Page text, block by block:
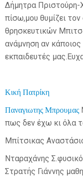
Δήμητρα Πριστούρη-
πίσω,μου θυμίζει
θρησκευτικών
ανάμνηση αν
εκπαιδευτές
Κική Πατρίκη
Παναγιωτης Μπρουμας
πως δεν έχω κι όλα
Μπίτσικας
Νταραχάνης
Στρατής Γιάννης